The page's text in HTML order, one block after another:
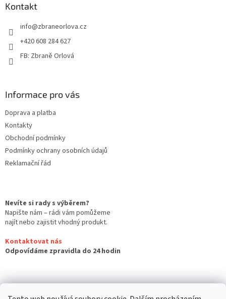
Kontakt
info@zbraneorlova.cz
+420 608 284 627
FB: Zbraně Orlová
Informace pro vás
Doprava a platba
Kontakty
Obchodní podmínky
Podmínky ochrany osobních údajů
Reklamační řád
Nevíte si rady s výběrem?
Napište nám – rádi vám pomůžeme
najít nebo zajistit vhodný produkt.
Kontaktovat nás
Odpovídáme zpravidla do 24 hodin